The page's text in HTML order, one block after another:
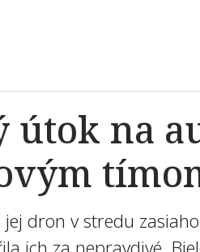
na
dron v stredu
ich za nepravdivé.